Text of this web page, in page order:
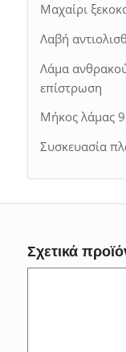
Μαχαίρι
Λαβή
Λάμα
επίστρωση
Μήκος λάμας 9
Συσκευασία
Σχετικά